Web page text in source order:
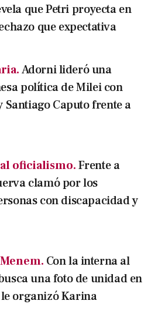
que Petri proyecta en
que expectativa
Adorni lideró una
política de Milei con
Santiago Caputo frente a
oficialismo.Frente a
clamó por los
con discapacidad y
Con la interna al
una foto de unidad en
le organizó Karina